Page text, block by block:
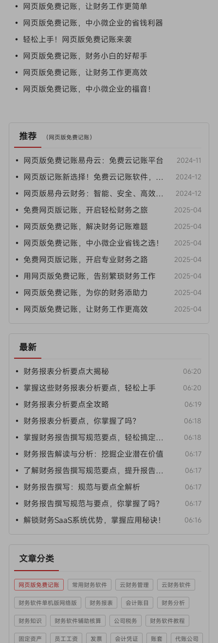
• 网页版免费记账，让财务工作更简单
• 网页版免费记账，中小微企业的省钱利器
• 轻松上手！网页版免费记账来袭
• 网页版免费记账，财务小白的好帮手
• 网页版免费记账，让财务工作更高效
• 网页版免费记账，中小微企业的福音！
推荐 （网页版免费记账）
• 网页版免费记账易舟云：免费云记账平台 2024-11
• 网页版记账新选择！免费云记账软件，让财务管理更轻松 2024-12
• 网页版易舟云财务：智能、安全、高效记账新体验 2024-12
• 免费网页版记账，开启轻松财务之旅 2025-04
• 网页版免费记账，解决财务记账难题 2025-04
• 网页版免费记账，中小微企业省钱之选！ 2025-04
• 免费网页版记账，开启专业财务之路 2025-04
• 用网页版免费记账，告别繁琐财务工作 2025-04
• 网页版免费记账，为你的财务添助力 2025-04
• 网页版免费记账，让财务工作更高效 2025-04
最新
• 财务报表分析要点大揭秘 06:20
• 掌握这些财务报表分析要点，轻松上手 06:20
• 财务报表分析要点全攻略 06:19
• 财务报表分析要点，你掌握了吗？ 06:18
• 掌握财务报告撰写规范要点，轻松搞定报告 06:18
• 财务报告解读与分析：挖掘企业潜在价值 06:17
• 了解财务报告撰写规范要点，提升报告质量 06:17
• 财务报告撰写：规范与要点全解析 06:17
• 财务报告撰写规范与要点，你掌握了吗？ 06:17
• 解锁财务SaaS系统优势，掌握应用秘诀！ 06:16
文章分类
网页版免费记账 常用财务软件 云财务管理 云财务软件
财务软件单机版网络版 财务报表 会计账目 财务分析
财务知识 财务软件辅助核算 公司税务 财务软件教程
固定资产 员工工资 发票 会计凭证 账套 代账公司